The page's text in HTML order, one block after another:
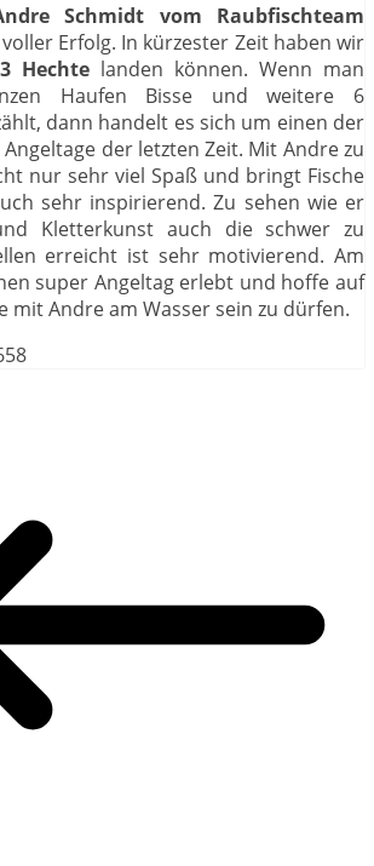
Schmidt vom Raubfischteam
Erfolg. In kürzester Zeit haben wir
3 Hechte landen können. Wenn man
Haufen Bisse und weitere 6
dann handelt es sich um einen der
der letzten Zeit. Mit Andre zu
nur sehr viel Spaß und bringt Fische
sehr inspirierend. Zu sehen wie er
Kletterkunst auch die schwer zu
erreicht ist sehr motivierend. Am
super Angeltag erlebt und hoffe auf
mit Andre am Wasser sein zu dürfen.